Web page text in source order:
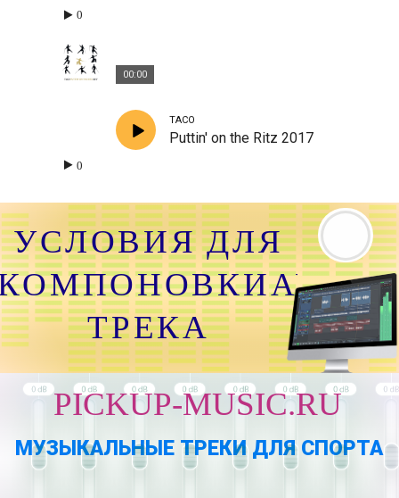
0
00:00
TACO
Puttin' on the Ritz 2017
0
УСЛОВИЯ ДЛЯ
ТРЕКА
PICKUP-MUSIC.RU
МУЗЫКАЛЬНЫЕ ТРЕКИ ДЛЯ СПОРТА